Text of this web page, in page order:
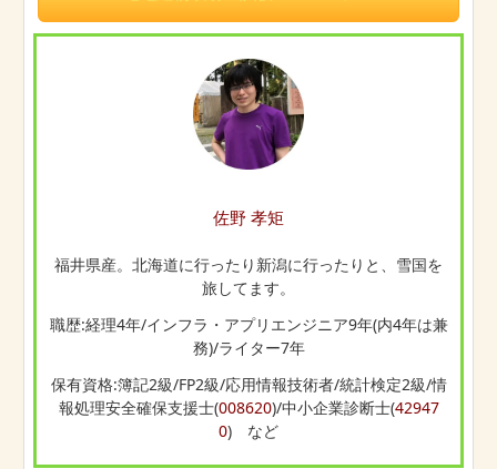
佐野 孝矩
福井県産。北海道に行ったり新潟に行ったりと、雪国を
旅してます。
職歴:経理4年/インフラ・アプリエンジニア9年(内4年は兼
務)/ライター7年
保有資格:簿記2級/FP2級/応用情報技術者/統計検定2級/情
報処理安全確保支援士(008620)/中小企業診断士(42947
0) など